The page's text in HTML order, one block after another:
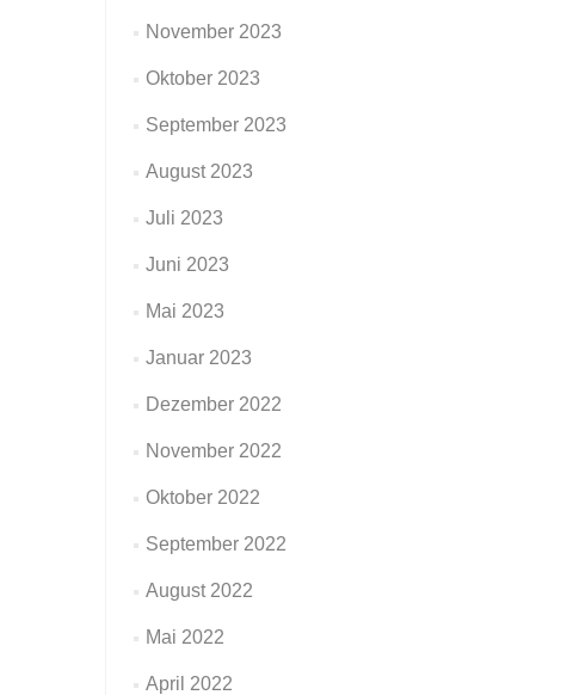
November 2023
Oktober 2023
September 2023
August 2023
Juli 2023
Juni 2023
Mai 2023
Januar 2023
Dezember 2022
November 2022
Oktober 2022
September 2022
August 2022
Mai 2022
April 2022